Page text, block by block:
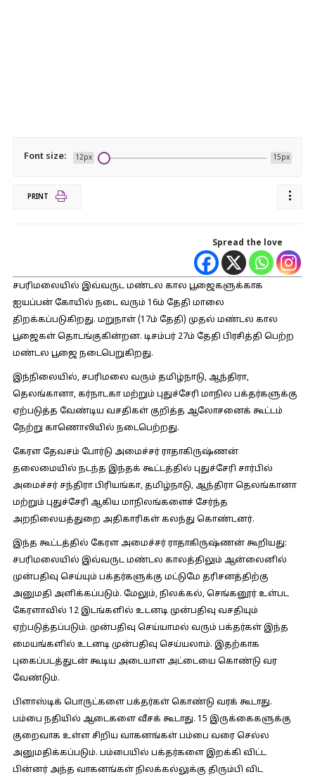
Font size: 12px 15px
PRINT
Spread the love
சபரிமலையில் இவ்வருட மண்டல கால பூஜைகளுக்காக
ஐயப்பன் கோயில் நடை வரும் 16ம் தேதி மாலை
திறக்கப்படுகிறது. மறுநாள் (17ம் தேதி) முதல் மண்டல கால
பூஜைகள் தொடங்குகின்றன. டிசம்பர் 27ம் தேதி பிரசித்தி பெற்ற
மண்டல பூஜை நடைபெறுகிறது.
இந்நிலையில், சபரிமலை வரும் தமிழ்நாடு, ஆந்திரா,
தெலங்கானா, கர்நாடகா மற்றும் புதுச்சேரி மாநில பக்தர்களுக்கு
ஏற்படுத்த வேண்டிய வசதிகள் குறித்த ஆலோசனைக் கூட்டம்
நேற்று காணொலியில் நடைபெற்றது.
கேரள தேவசம் போர்டு அமைச்சர் ராதாகிருஷ்ணன்
தலைமையில் நடந்த இந்தக் கூட்டத்தில் புதுச்சேரி சார்பில்
அமைச்சர் சந்திரா பிரியங்கா, தமிழ்நாடு, ஆந்திரா தெலங்கானா
மற்றும் புதுச்சேரி ஆகிய மாநிலங்களைச் சேர்ந்த
அறநிலையத்துறை அதிகாரிகள் கலந்து கொண்டனர்.
இந்த கூட்டத்தில் கேரள அமைச்சர் ராதாகிருஷ்ணன் கூறியது:
சபரிமலையில் இவ்வருட மண்டல காலத்திலும் ஆன்லைனில்
முன்பதிவு செய்யும் பக்தர்களுக்கு மட்டுமே தரிசனத்திற்கு
அனுமதி அளிக்கப்படும். மேலும், நிலக்கல், செங்கனூர் உள்பட
கேரளாவில் 12 இடங்களில் உடனடி முன்பதிவு வசதியும்
ஏற்படுத்தப்படும். முன்பதிவு செய்யாமல் வரும் பக்தர்கள் இந்த
மையங்களில் உடனடி முன்பதிவு செய்யலாம். இதற்காக
புகைப்படத்துடன் கூடிய அடையாள அட்டையை கொண்டு வர
வேண்டும்.
பிளாஸ்டிக் பொருட்களை பக்தர்கள் கொண்டு வரக் கூடாது.
பம்பை நதியில் ஆடைகளை வீசக் கூடாது. 15 இருக்கைகளுக்கு
குறைவாக உள்ள சிறிய வாகனங்கள் பம்பை வரை செல்ல
அனுமதிக்கப்படும். பம்பையில் பக்தர்களை இறக்கி விட்ட
பின்னர் அந்த வாகனங்கள் நிலக்கல்லுக்கு திரும்பி விட